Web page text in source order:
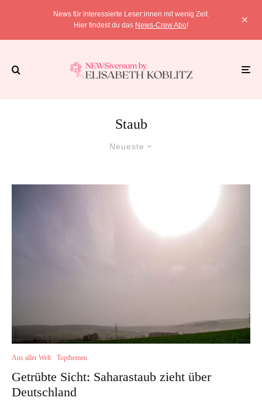
News für interessierte Leser:innen mit wenig Zeit.
Hier findest du das News-Crew Abo!
Staub
Neueste
Aus aller Welt Topthemen
Getrübte Sicht: Saharastaub zieht über
Deutschland